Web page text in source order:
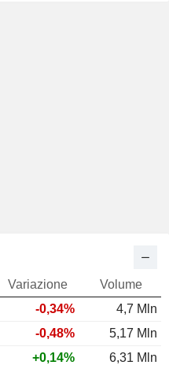
Variazione
Volume
-0,34%
4,7 Mln
-0,48%
5,17 Mln
+0,14%
6,31 Mln